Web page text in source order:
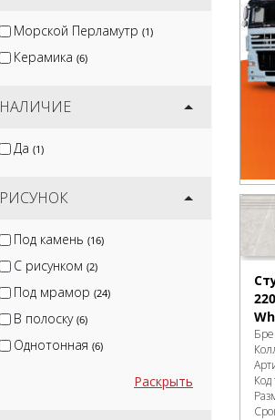
Морской Перламутр (1)
Керамика (6)
НАЛИЧИЕ
Да (1)
РИСУНОК
Под камень (16)
С рисунком (2)
Под мрамор (24)
В полоску (6)
Однотонная (6)
Раскрыть
Код